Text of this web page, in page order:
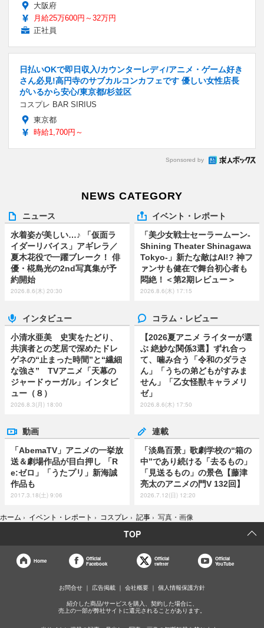
大阪府
月給25万600円～32万円
正社員
日払いOKで即日収入/カウンターレディ/アニメ・ゲーム好き
さん必見!高円寺のサブカルコンカフェです 優しい女性店長
がいるから安心/東京都/杉並区
コスプレ BAR SIRIUS
東京都
時給1,700円～
Sponsored by
NEWS CATEGORY
ニュース
水着姿が美しい…♪ 「仮面ラ
イダーリバイス」アギレラ／
夏木花役で一躍ブレーク！ 俳
優・椛島光の2nd写真集が予
約開始
2026.8.6(木) 20:30
イベント・レポート
「美少女戦士セーラームーン-
Shining Theater Shinagawa
Tokyo-」新たな敵はAI!? 神フ
ァンサも健在で舞台初心者も
悶絶！＜第2期レビュー＞
2026.8.6(木) 17:15
インタビュー
小清水亜美 史実をたどり、
共演者との芝居で深めたドレ
ゲネの“止まった時間”と“繊細
な強さ” TVアニメ「天幕の
ジャードゥーガル」インタビ
ュー（８）
2026.8.3(月) 18:00
コラム・レビュー
【2026夏アニメ ライターが選
ぶ 絶妙な関係3選】ずれ合っ
て、噛み合う「令和のダラさ
ん」「うちの弟どもがすみま
せん」「乙女怪獣キャラメリ
ゼ」
2026.8.6(木) 17:50
動画
「AbemaTV」アニメの一挙放
送＆劇場作品が目白押し 「R
e:ゼロ」「うたプリ」新海誠
作品も
2017.3.18(土) 9:06
連載
「淡島百景」歌劇学校の“箱の
中”であり続ける「去るもの」
「見送るもの」の景色【藤津
亮太のアニメの門V 132回】
2026.7.12(日) 12:20
ホーム › イベント・レポート › コスプレ › 記事 › 写真・画像
TOP
Home
Official
Facebook
Official
twitter
Official
YouTube
お問合せ 広告掲載 会社概要 個人情報保護方針
紹介した商品/サービスを購入、契約した場合に、
売上の一部が弊社サイトに還元されることがあります。